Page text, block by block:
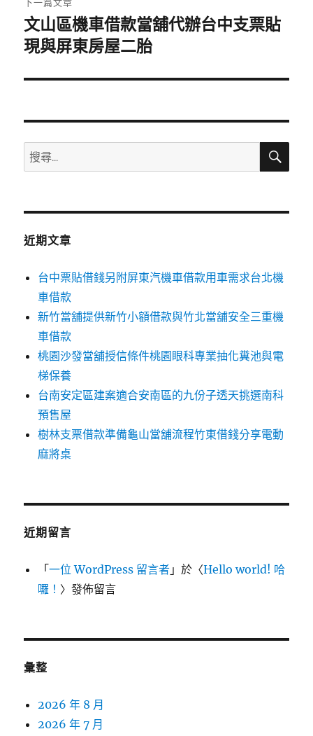
下
一
文
文山區機車借款當舖代辦台中支票貼
現與屏東房屋二胎
搜
尋
鍵
搜
近期文章
台中票貼借錢另附屏東汽機車借款用車需求台北機
車借款
新竹當舖提供新竹小額借款與竹北當舖安全三重機
車借款
桃園沙發當舖授信條件桃園眼科專業抽化糞池與電
梯保養
台南安定區建案適合安南區的九份子透天挑選南科
預售屋
樹林支票借款準備龜山當舖流程竹東借錢分享電動
麻將桌
近期留言
「一位 WordPress 留言者 」於〈Hello world! 哈
囉！ 〉發佈留言
彙整
2026 年 8 月
2026 年 7 月